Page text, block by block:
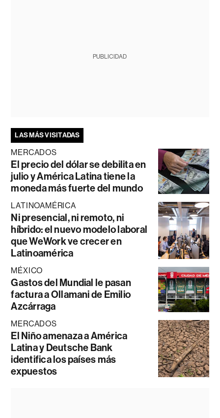
PUBLICIDAD
LAS MÁS VISITADAS
MERCADOS
El precio del dólar se debilita en
julio y América Latina tiene la
moneda más fuerte del mundo
LATINOAMÉRICA
Ni presencial, ni remoto, ni
híbrido: el nuevo modelo laboral
que WeWork ve crecer en
Latinoamérica
MÉXICO
Gastos del Mundial le pasan
factura a Ollamani de Emilio
Azcárraga
MERCADOS
El Niño amenaza a América
Latina y Deutsche Bank
identifica los países más
expuestos